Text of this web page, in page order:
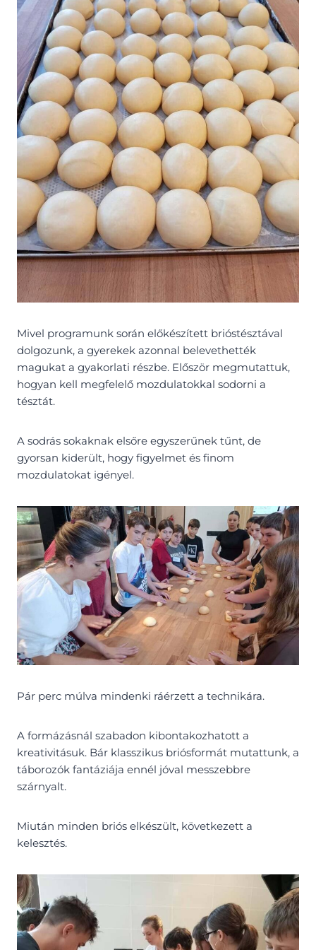
Mivel programunk során előkészített brióstésztával
dolgozunk, a gyerekek azonnal belevethették
magukat a gyakorlati részbe. Először megmutattuk,
hogyan kell megfelelő mozdulatokkal sodorni a
tésztát.
A sodrás sokaknak elsőre egyszerűnek tűnt, de
gyorsan kiderült, hogy figyelmet és finom
mozdulatokat igényel.
Pár perc múlva mindenki ráérzett a technikára.
A formázásnál szabadon kibontakozhatott a
kreativitásuk. Bár klasszikus briósformát mutattunk, a
táborozók fantáziája ennél jóval messzebbre
szárnyalt.
Miután minden briós elkészült, következett a
kelesztés.